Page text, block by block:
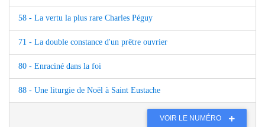
58 - La vertu la plus rare Charles Péguy
71 - La double constance d'un prêtre ouvrier
80 - Enraciné dans la foi
88 - Une liturgie de Noël à Saint Eustache
VOIR LE NUMÉRO